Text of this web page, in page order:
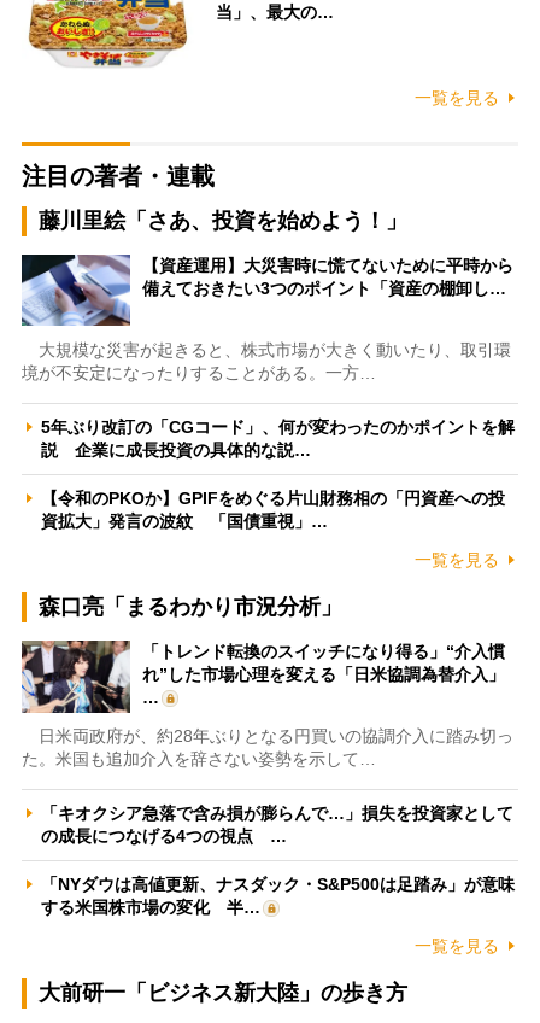
当」、最大の…
一覧を見る
注目の著者・連載
藤川里絵「さあ、投資を始めよう！」
【資産運用】大災害時に慌てないために平時から
備えておきたい3つのポイント「資産の棚卸し…
大規模な災害が起きると、株式市場が大きく動いたり、取引環
境が不安定になったりすることがある。一方…
5年ぶり改訂の「CGコード」、何が変わったのかポイントを解
説 企業に成長投資の具体的な説…
【令和のPKOか】GPIFをめぐる片山財務相の「円資産への投
資拡大」発言の波紋 「国債重視」…
一覧を見る
森口亮「まるわかり市況分析」
「トレンド転換のスイッチになり得る」“介入慣
れ”した市場心理を変える「日米協調為替介入」
…
日米両政府が、約28年ぶりとなる円買いの協調介入に踏み切っ
た。米国も追加介入を辞さない姿勢を示して…
「キオクシア急落で含み損が膨らんで…」損失を投資家として
の成長につなげる4つの視点 …
「NYダウは高値更新、ナスダック・S&P500は足踏み」が意味
する米国株市場の変化 半…
一覧を見る
大前研一「ビジネス新大陸」の歩き方